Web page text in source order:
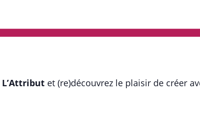
L’Attribut et (re)découvrez le plaisir de créer